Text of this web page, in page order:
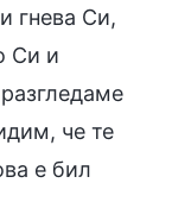
гнева Си,
Си и
че те
е бил